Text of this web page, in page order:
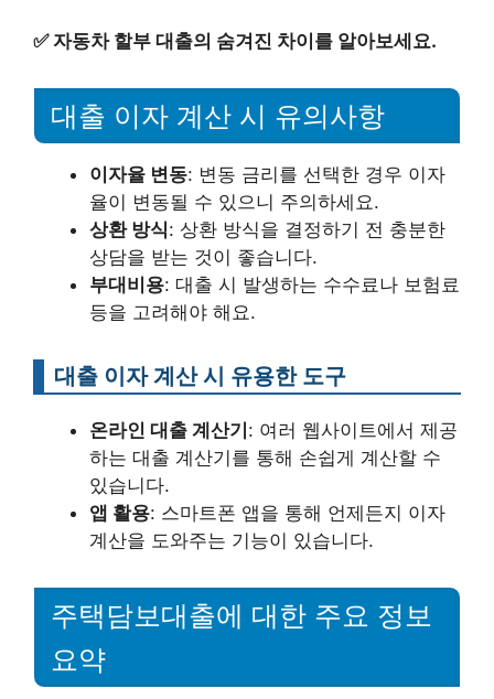
✅ 자동차 할부 대출의 숨겨진 차이를 알아보세요.
대출 이자 계산 시 유의사항
이자율 변동: 변동 금리를 선택한 경우 이자
율이 변동될 수 있으니 주의하세요.
상환 방식: 상환 방식을 결정하기 전 충분한
상담을 받는 것이 좋습니다.
부대비용: 대출 시 발생하는 수수료나 보험료
등을 고려해야 해요.
대출 이자 계산 시 유용한 도구
온라인 대출 계산기 : 여러 웹사이트에서 제공
하는 대출 계산기를 통해 손쉽게 계산할 수
있습니다.
앱 활용: 스마트폰 앱을 통해 언제든지 이자
계산을 도와주는 기능이 있습니다.
주택담보대출에 대한 주요 정보
요약